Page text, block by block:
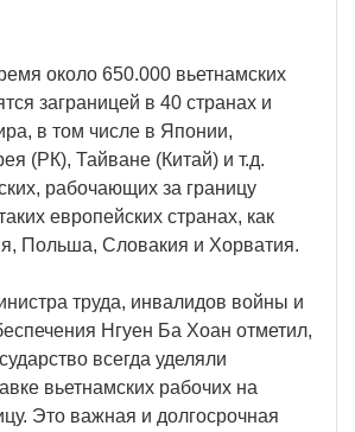
около 650.000 вьетнамских
заграницей в 40 странах и
в том числе в Японии,
(РК), Тайване (Китай) и т.д.
рабочающих за границу
европейских странах, как
Польша, Словакия и Хорватия.
труда, инвалидов войны и
Нгуен Ба Хоан отметил,
всегда уделяли
вьетнамских рабочих на
Это важная и долгосрочная